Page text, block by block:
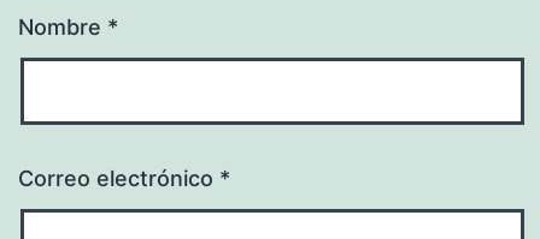
Nombre *
Correo electrónico *